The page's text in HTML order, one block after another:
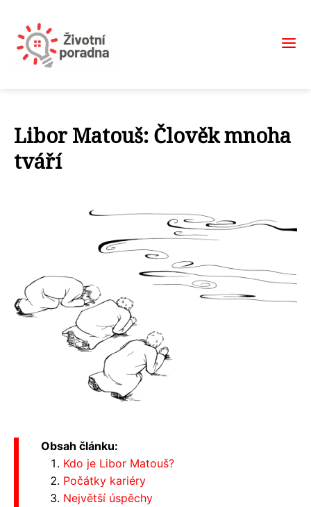
Libor Matouš: Člověk mnoha
tváří
Obsah článku:
Kdo je Libor Matouš?
Počátky kariéry
Největší úspěchy